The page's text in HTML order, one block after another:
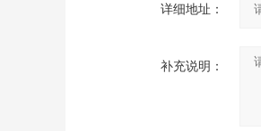
详细地址：
补充说明：